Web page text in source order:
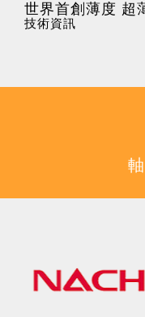
世界首創薄度 超
技術資訊